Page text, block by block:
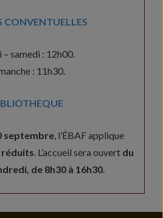
CONVENTUELLES
– samedi : 12h00.
: 11h30.
septembre , l’ÉBAF applique
réduits . L’accueil sera ouvert du
de 8h30 à 16h30.